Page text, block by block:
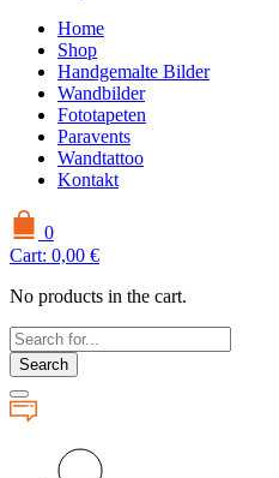
Home
Shop
Handgemalte Bilder
Wandbilder
Fototapeten
Paravents
Wandtattoo
Kontakt
0
Cart: 0,00 €
No products in the cart.
Search